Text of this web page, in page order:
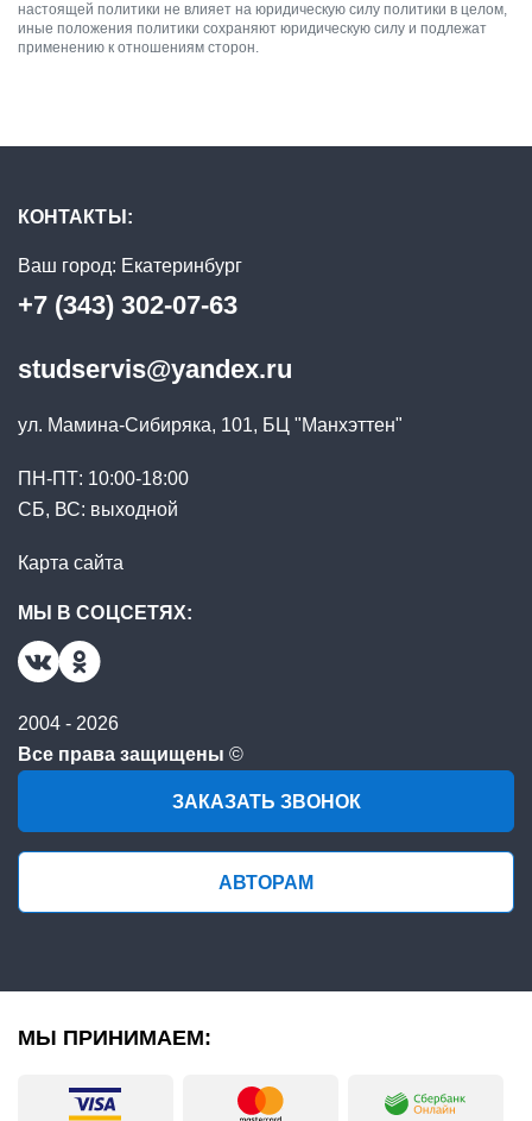
настоящей политики не влияет на юридическую силу политики в целом,
иные положения политики сохраняют юридическую силу и подлежат
применению к отношениям сторон.
КОНТАКТЫ:
Ваш город: Екатеринбург
+7 (343) 302-07-63
studservis@yandex.ru
ул. Мамина-Сибиряка, 101, БЦ "Манхэттен"
ПН-ПТ: 10:00-18:00
СБ, ВС: выходной
Карта сайта
МЫ В СОЦСЕТЯХ:
2004 - 2026
Все права защищены ©
ЗАКАЗАТЬ ЗВОНОК
АВТОРАМ
МЫ ПРИНИМАЕМ: